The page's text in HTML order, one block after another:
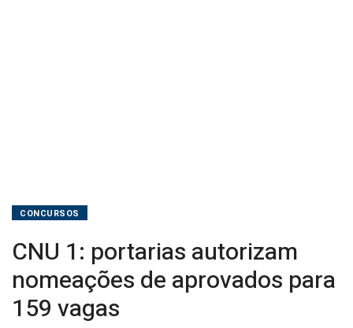
CONCURSOS
CNU 1: portarias autorizam
nomeações de aprovados para
159 vagas